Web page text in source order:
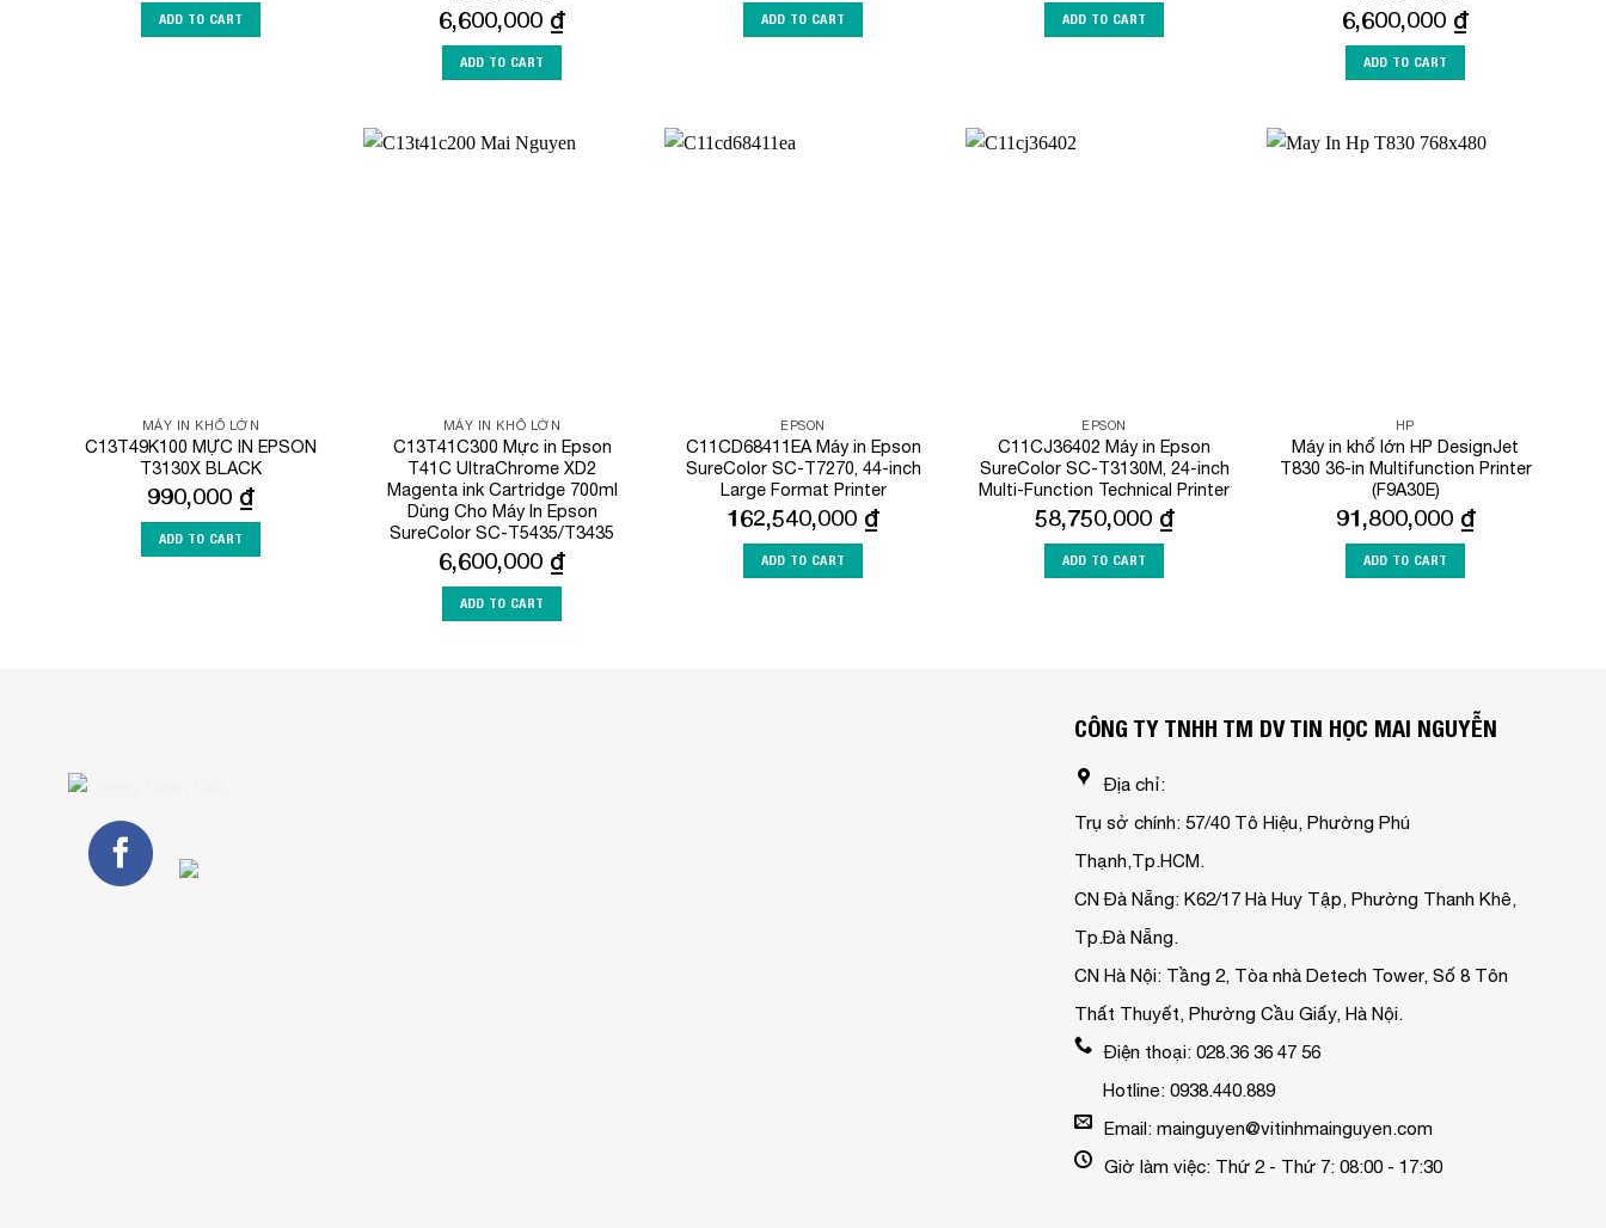
ADD TO CART 6,600,000 ₫
ADD TO CART
ADD TO CART ADD TO CART 6,600,000 ₫
ADD TO CART
MÁY IN KHỔ LỚN
C13T49K100 MỰC IN EPSON
T3130X BLACK
990,000 ₫
ADD TO CART
MÁY IN KHỔ LỚN
C13T41C300 Mực in Epson
T41C UltraChrome XD2
Magenta ink Cartridge 700ml
Dùng Cho Máy In Epson
SureColor SC-T5435/T3435
6,600,000 ₫
ADD TO CART
EPSON
C11CD68411EA Máy in Epson
SureColor SC-T7270, 44-inch
Large Format Printer
162,540,000 ₫
ADD TO CART
EPSON
C11CJ36402 Máy in Epson
SureColor SC-T3130M, 24-inch
Multi-Function Technical Printer
58,750,000 ₫
ADD TO CART
HP
Máy in khổ lớn HP DesignJet
T830 36-in Multifunction Printer
(F9A30E)
91,800,000 ₫
ADD TO CART
CÔNG TY TNHH TM DV TIN HỌC MAI NGUYỄN
Địa chỉ:
Trụ sở chính: 57/40 Tô Hiệu, Phường Phú
Thạnh,Tp.HCM.
CN Đà Nẵng: K62/17 Hà Huy Tập, Phường Thanh Khê,
Tp.Đà Nẵng.
CN Hà Nội: Tầng 2, Tòa nhà Detech Tower, Số 8 Tôn
Thất Thuyết, Phường Cầu Giấy, Hà Nội.
Điện thoại: 028.36 36 47 56
Hotline: 0938.440.889
Email: mainguyen@vitinhmainguyen.com
Giờ làm việc: Thứ 2 - Thứ 7: 08:00 - 17:30